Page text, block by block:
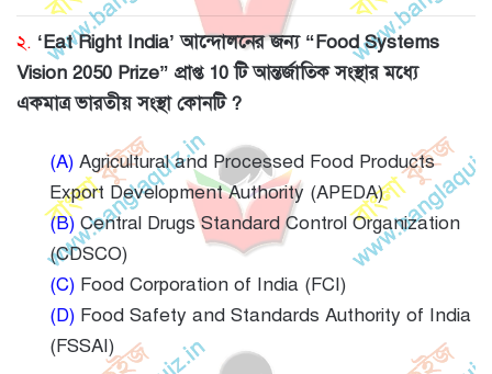
২. ‘Eat Right India’ আন্দোলনের জন্য “Food Systems
Vision 2050 Prize” প্রাপ্ত 10 টি আন্তর্জাতিক সংস্থার মধ্যে
একমাত্র ভারতীয় সংস্থা কোনটি ?
(A) Agricultural and Processed Food Products
Export Development Authority (APEDA)
(B) Central Drugs Standard Control Organization
(CDSCO)
(C) Food Corporation of India (FCI)
(D) Food Safety and Standards Authority of India
(FSSAI)